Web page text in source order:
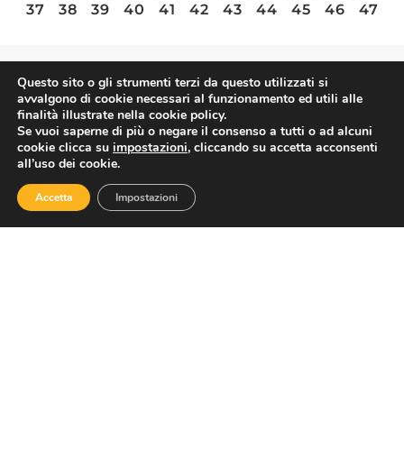
37
38 39 40 41 42 43 44 45 46 47
ASSOTURISMO
Contatti
Questo sito o gli strumenti terzi da questo utilizzati si
avvalgono di cookie necessari al funzionamento ed utili alle
finalità illustrate nella cookie policy.
Se vuoi saperne di più o negare il consenso a tutti o ad alcuni
cookie clicca su impostazioni, cliccando su accetta acconsenti
all’uso dei cookie.
Accetta Impostazioni